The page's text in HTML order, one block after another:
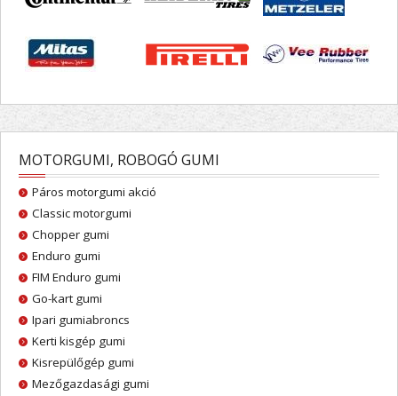
MOTORGUMI, ROBOGÓ GUMI
Páros motorgumi akció
Classic motorgumi
Chopper gumi
Enduro gumi
FIM Enduro gumi
Go-kart gumi
Ipari gumiabroncs
Kerti kisgép gumi
Kisrepülőgép gumi
Mezőgazdasági gumi